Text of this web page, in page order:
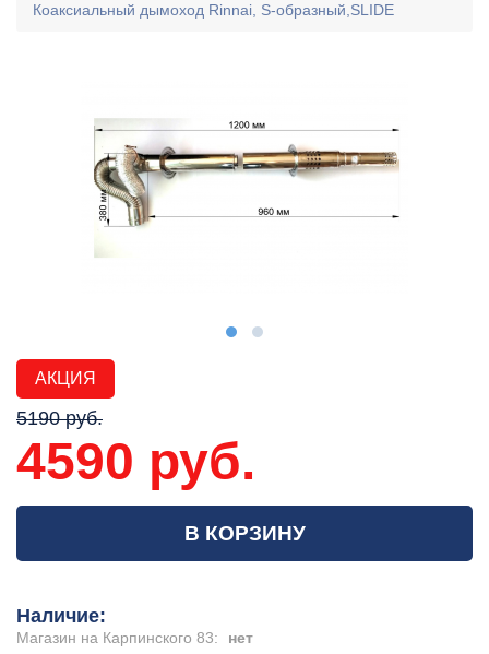
Коаксиальный дымоход Rinnai, S-образный,SLIDE
АКЦИЯ
5190 руб.
4590 руб.
В КОРЗИНУ
Наличие:
Магазин на Карпинского 83:
нет